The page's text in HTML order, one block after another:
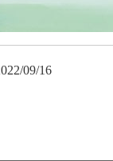
09/16